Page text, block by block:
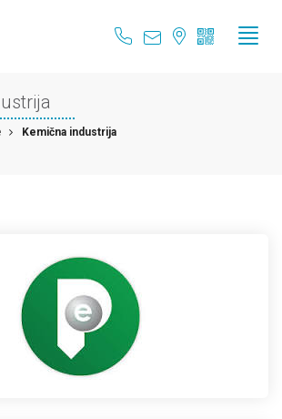
Kemična industrija